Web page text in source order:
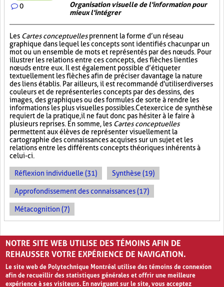
0
Organisation visuelle de l'information pour
mieux l'intégrer
Les Cartes conceptuellesprennent la forme d’un réseau
graphique dans lequel les concepts sont identifiés chacun par un
mot ou un ensemble de mots et représentés par des nœuds. Pour
illustrer les relations entre ces concepts, des flèches lient les
nœuds entre eux. Il est également possible d’étiqueter
textuellement les flèches afin de préciser davantage la nature
des liens établis. Par ailleurs, il est recommandé d'utiliser diverses
couleurs et de représenter les concepts par des dessins, des
images, des graphiques ou des formules de sorte à rendre les
informations les plus visuelles possibles. Cet exercice de synthèse
requiert de la pratique, il ne faut donc pas hésiter à le faire à
plusieurs reprises. En somme, les Cartes conceptuelles
permettent aux élèves de représenter visuellement la
cartographie des connaissances acquises sur un sujet et les
relations entre les différents concepts théoriques inhérents à
celui-ci.
Réflexion individuelle (31) Synthèse (19)
Approfondissement des connaissances (17)
Métacognition (7)
PAGES
« ‹ 1 2 3
NOTRE SITE WEB UTILISE DES TÉMOINS AFIN DE
REHAUSSER VOTRE EXPÉRIENCE DE NAVIGATION.
Le site web de Polytechnique Montréal utilise des témoins de connexion
afin de recueillir des statistiques générales et offrir une meilleure
expérience à ses visiteurs. En naviguant sur le site, vous acceptez